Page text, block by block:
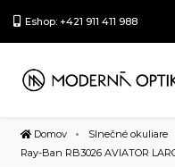
Eshop: +421 911 411 988
Domov Slnečné okuliare
Ray-Ban RB3026 AVIATOR